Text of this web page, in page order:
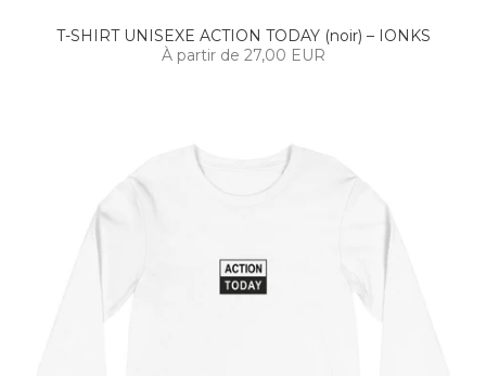
T-SHIRT UNISEXE ACTION TODAY (noir) – IONKS
À partir de 27,00 EUR